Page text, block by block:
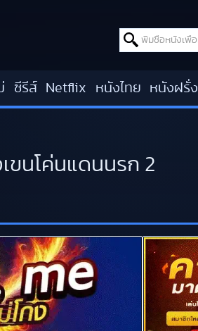
Search for:
ซีรีส์ Netflix หนังไทย หนังฝรั่ง
ขนโค่นแดนนรก 2